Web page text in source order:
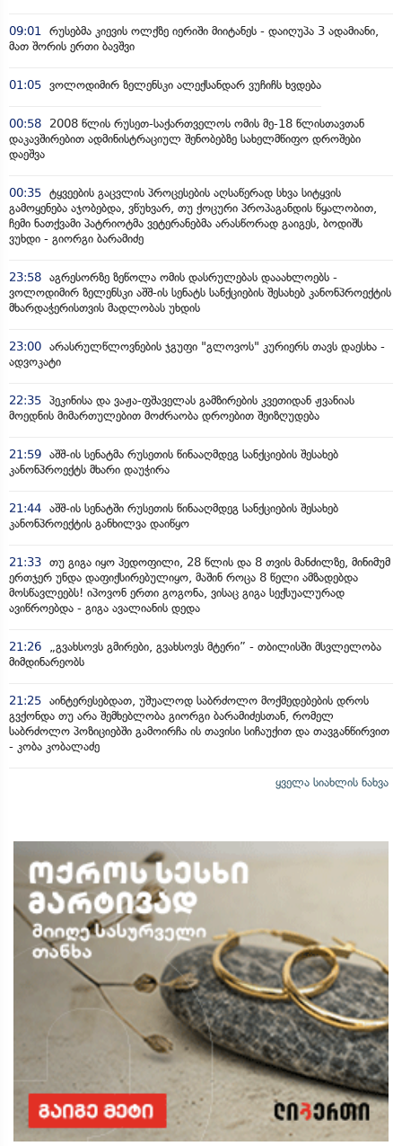
09:01
რუსებმა კიევის ოლქზე იერიში მიიტანეს - დაიღუპა 3 ადამიანი,
მათ შორის ერთი ბავშვი
01:05 ვოლოდიმირ ზელენსკი ალექსანდარ ვუჩიჩს ხვდება
00:58
2008 წლის რუსეთ-საქართველოს ომის მე-18 წლისთავთან
დაკავშირებით ადმინისტრაციულ შენობებზე სახელმწიფო დროშები
დაეშვა
00:35 ტყვეების გაცვლის პროცესების აღსაწერად სხვა სიტყვის
გამოყენება აჯობებდა, ვწუხვარ, თუ ქოცური პროპაგანდის წყალობით,
ჩემი ნათქვამი პატრიოტმა ვეტერანებმა არასწორად გაიგეს, ბოდიშს
ვუხდი - გიორგი ბარამიძე
23:58 აგრესორზე ზეწოლა ომის დასრულებას დააახლოებს -
ვოლოდიმირ ზელენსკი აშშ-ის სენატს სანქციების შესახებ კანონპროექტის
მხარდაჭერისთვის მადლობას უხდის
23:00 არასრულწლოვნების ჯგუფი "გლოვოს" კურიერს თავს დაესხა -
ადვოკატი
22:35 პეკინისა და ვაჟა-ფშაველას გამზირების კვეთიდან ჟვანიას
მოედნის მიმართულებით მოძრაობა დროებით შეიზღუდება
21:59 აშშ-ის სენატმა რუსეთის წინააღმდეგ სანქციების შესახებ
კანონპროექტს მხარი დაუჭირა
21:44 აშშ-ის სენატში რუსეთის წინააღმდეგ სანქციების შესახებ
კანონპროექტის განხილვა დაიწყო
21:33 თუ გიგა იყო პედოფილი, 28 წლის და 8 თვის მანძილზე, მინიმუმ
ერთჯერ უნდა დაფიქსირებულიყო, მაშინ როცა 8 წელი ამზადებდა
მოსწავლეებს! იპოვონ ერთი გოგონა, ვისაც გიგა სექსუალურად
ავიწროებდა - გიგა ავალიანის დედა
21:26
„გვახსოვს გმირები, გვახსოვს მტერი” - თბილისში მსვლელობა
მიმდინარეობს
21:25 აინტერესებდათ, უშუალოდ საბრძოლო მოქმედებების დროს
გვქონდა თუ არა შემხებლობა გიორგი ბარამიძესთან, რომელ
საბრძოლო პოზიციებში გამოირჩა ის თავისი სიჩაუქით და თავგანწირვით
- კობა კობალაძე
ყველა სიახლის ნახვა